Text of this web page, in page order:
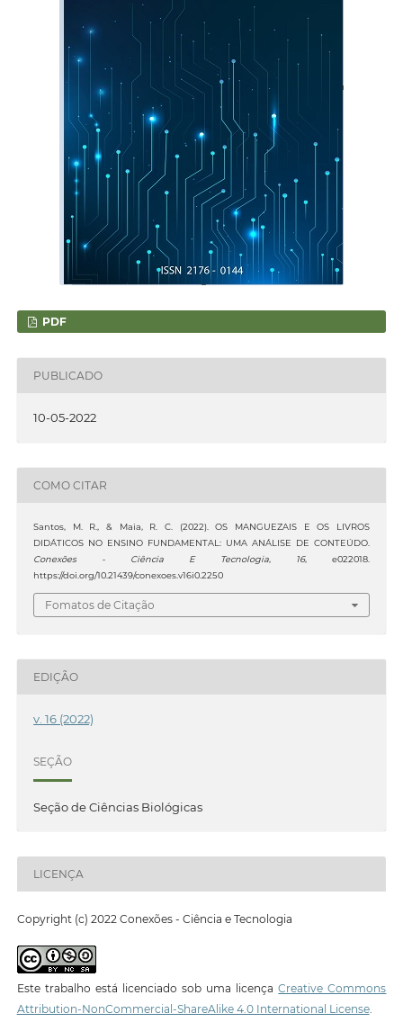
PDF
PUBLICADO
10-05-2022
COMO CITAR
Santos, M. R., & Maia, R. C. (2022). OS MANGUEZAIS E OS LIVROS
DIDÁTICOS NO ENSINO FUNDAMENTAL: UMA ANÁLISE DE CONTEÚDO.
Conexões - Ciência E Tecnologia, 16, e022018.
https://doi.org/10.21439/conexoes.v16i0.2250
Fomatos de Citação
EDIÇÃO
v. 16 (2022)
SEÇÃO
Seção de Ciências Biológicas
LICENÇA
Copyright (c) 2022 Conexões - Ciência e Tecnologia
Este trabalho está licenciado sob uma licençaCreative Commons
Attribution-NonCommercial-ShareAlike 4.0 International License.